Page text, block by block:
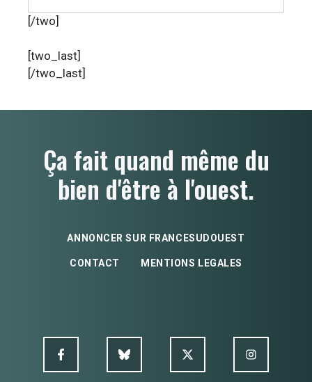
[/two]
[two_last]
[/two_last]
Ça fait quand même du
bien d'être à l'ouest.
ANNONCER SUR FRANCESUDOUEST
CONTACT MENTIONS LEGALES